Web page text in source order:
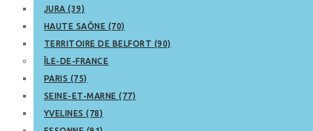
JURA (39)
HAUTE SAÔNE (70)
TERRITOIRE DE BELFORT (90)
ÎLE-DE-FRANCE
PARIS (75)
SEINE-ET-MARNE (77)
YVELINES (78)